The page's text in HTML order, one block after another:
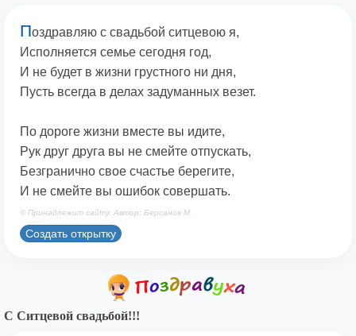
Поздравляю с свадьбой ситцевою я,
Исполняется семье сегодня год,
И не будет в жизни грустного ни дня,
Пусть всегда в делах задуманных везет.
По дороге жизни вместе вы идите,
Рук друг друга вы не смейте отпускать,
Безгранично свое счастье берегите,
И не смейте вы ошибок совершать.
© Принадлежит сайту. Автор: Берсанов М.
Создать открытку
С Ситцевой свадьбой!!!